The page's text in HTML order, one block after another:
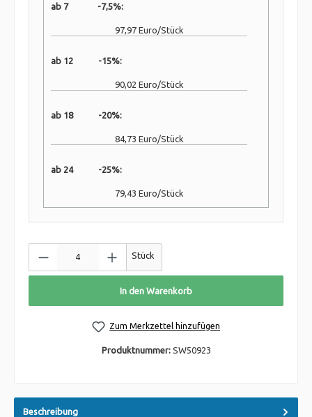
ab 7 -7,5%:
97,97 Euro/Stück
ab 12 -15%:
90,02 Euro/Stück
ab 18 -20%:
84,73 Euro/Stück
ab 24 -25%:
79,43 Euro/Stück
Stück
In den Warenkorb
Zum Merkzettel hinzufügen
Produktnummer: SW50923
Beschreibung